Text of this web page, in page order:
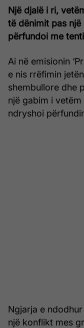
Një djalë i ri,
të dënimit pas
përfundoi me
Ai në emisionin
e nis rrëfimin
shembullore dhe
një gabim i
ndryshoi
Ngjarja e
një konflikt mes